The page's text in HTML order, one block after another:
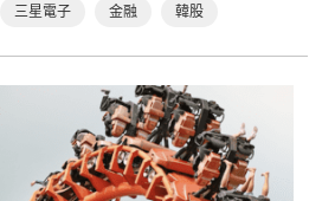
三星電子 金融 韓股